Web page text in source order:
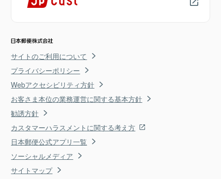
サイトのご利用について
プライバシーポリシー
Webアクセシビリティ方針
お客さま本位の業務運営に関する基本方針
勧誘方針
カスタマーハラスメントに関する考え方
日本郵便公式アプリ一覧
ソーシャルメディア
サイトマップ